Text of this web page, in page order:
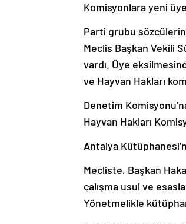
Komisyonlara yeni üye
Parti grubu
Meclis Başkan Vekili
vardı. Üye
ve Hayvan Hakları
Denetim
Hayvan Hakları
Antalya
Mecliste, Başkan
çalışma usul ve
Yönetmelikle